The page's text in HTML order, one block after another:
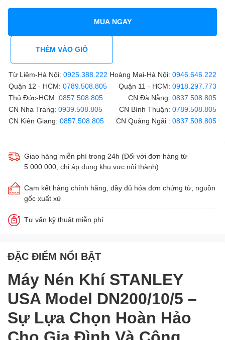
MUA NGAY
THÊM VÀO GIỎ
Từ Liêm-Hà Nội: 0925.388.222 Hoàng Mai-Hà Nội: 0946.646.222
Quận 12 - HCM: 0789.508.805 Quận 11 - HCM: 0918.297.773
Thủ Đức-HCM: 0857.508.805 CN Đà Nẵng: 0837.508.805
CN Nha Trang: 0939.508.805 CN Bình Thuận: 0789.508.805
CN Kiên Giang: 0857.508.805 CN Quảng Ngãi : 0837.508.805
Giao hàng miễn phí trong 24h (Đối với đơn hàng từ
5.000.000, chỉ áp dụng khu vực nội thành)
Cam kết hàng chính hãng, đầy đủ hóa đơn chứng từ, nguồn
gốc xuất xứ
Tư vấn kỹ thuật miễn phí
ĐẶC ĐIỂM NỔI BẬT
Máy Nén Khí STANLEY
USA Model DN200/10/5 –
Sự Lựa Chọn Hoàn Hảo
Cho Gia Đình Và Công